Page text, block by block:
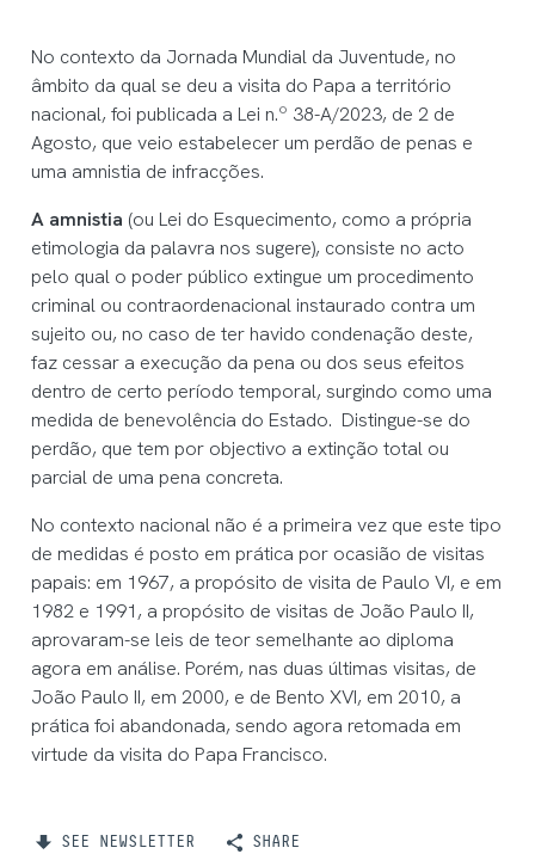
No contexto da Jornada Mundial da Juventude, no
âmbito da qual se deu a visita do Papa a território
nacional, foi publicada a Lei n.º 38-A/2023, de 2 de
Agosto, que veio estabelecer um perdão de penas e
uma amnistia de infracções.
A amnistia (ou Lei do Esquecimento, como a própria
etimologia da palavra nos sugere), consiste no acto
pelo qual o poder público extingue um procedimento
criminal ou contraordenacional instaurado contra um
sujeito ou, no caso de ter havido condenação deste,
faz cessar a execução da pena ou dos seus efeitos
dentro de certo período temporal, surgindo como uma
medida de benevolência do Estado. Distingue-se do
perdão, que tem por objectivo a extinção total ou
parcial de uma pena concreta.
No contexto nacional não é a primeira vez que este tipo
de medidas é posto em prática por ocasião de visitas
papais: em 1967, a propósito de visita de Paulo VI, e em
1982 e 1991, a propósito de visitas de João Paulo II,
aprovaram-se leis de teor semelhante ao diploma
agora em análise. Porém, nas duas últimas visitas, de
João Paulo II, em 2000, e de Bento XVI, em 2010, a
prática foi abandonada, sendo agora retomada em
virtude da visita do Papa Francisco.
SEE NEWSLETTER SHARE